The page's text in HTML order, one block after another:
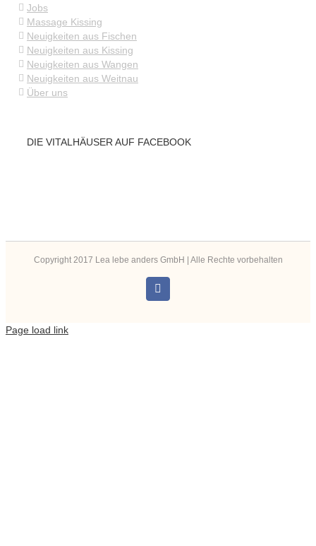
Jobs
Massage Kissing
Neuigkeiten aus Fischen
Neuigkeiten aus Kissing
Neuigkeiten aus Wangen
Neuigkeiten aus Weitnau
Über uns
DIE VITALHÄUSER AUF FACEBOOK
Copyright 2017 Lea lebe anders GmbH | Alle Rechte vorbehalten
Instagram
Page load link